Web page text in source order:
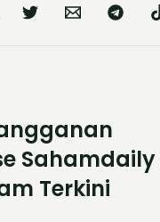
Sahamdaily
Terkini